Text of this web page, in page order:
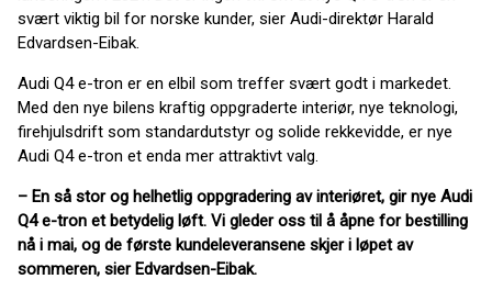
svært viktig bil for norske kunder, sier Audi-direktør Harald
Edvardsen-Eibak.
Audi Q4 e-tron er en elbil som treffer svært godt i markedet.
Med den nye bilens kraftig oppgraderte interiør, nye teknologi,
firehjulsdrift som standardutstyr og solide rekkevidde, er nye
Audi Q4 e-tron et enda mer attraktivt valg.
– En så stor og helhetlig oppgradering av interiøret, gir nye Audi
Q4 e-tron et betydelig løft. Vi gleder oss til å åpne for bestilling
nå i mai, og de første kundeleveransene skjer i løpet av
sommeren, sier Edvardsen-Eibak.